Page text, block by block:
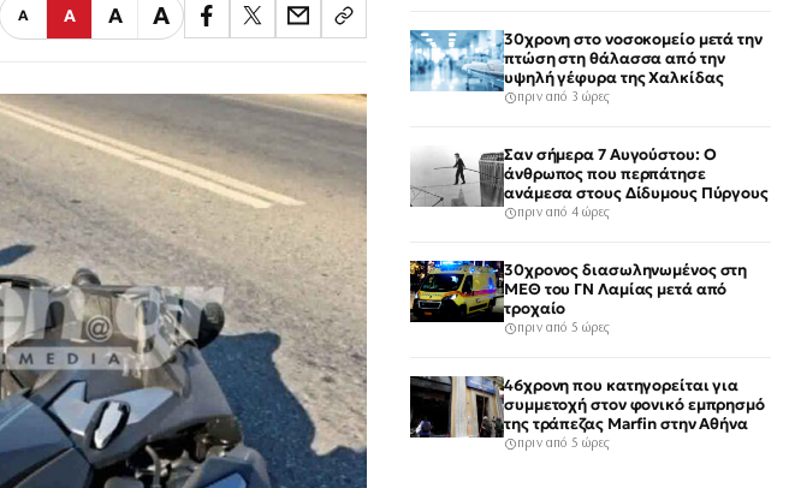
Α Α Α Α
30χρονη στο νοσοκομείο μετά την
πτώση στη θάλασσα από την
υψηλή γέφυρα της Χαλκίδας
πριν από 3 ώρες
Σαν σήμερα 7 Αυγούστου: Ο
άνθρωπος που περπάτησε
ανάμεσα στους Δίδυμους Πύργους
πριν από 4 ώρες
30χρονος διασωληνωμένος στη
ΜΕΘ του ΓΝ Λαμίας μετά από
τροχαίο
πριν από 5 ώρες
46χρονη που κατηγορείται για
συμμετοχή στον φονικό εμπρησμό
της τράπεζας Marfin στην Αθήνα
πριν από 5 ώρες